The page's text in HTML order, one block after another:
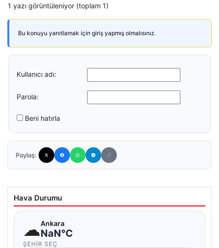
1 yazı görüntüleniyor (toplam 1)
Bu konuyu yanıtlamak için giriş yapmış olmalısınız.
Kullanıcı adı:
Parola:
Beni hatırla
Paylaş:
Hava Durumu
☁Ankara
NaN°C
ŞEHIR SEÇ